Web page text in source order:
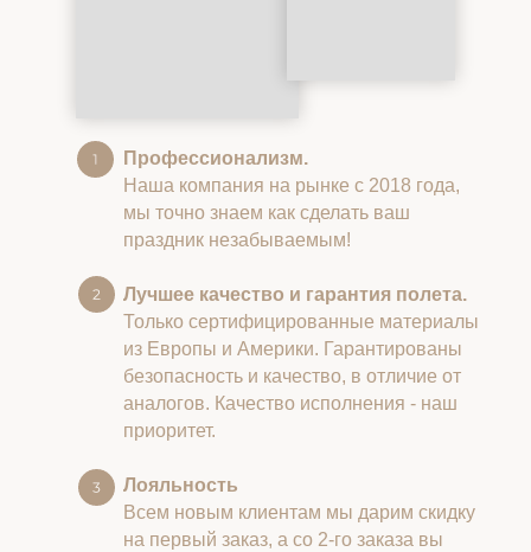
Профессионализм.
Наша компания на рынке с 2018 года,
мы точно знаем как сделать ваш
праздник незабываемым!
Лучшее качество и гарантия полета.
Только сертифицированные материалы
из Европы и Америки. Гарантированы
безопасность и качество, в отличие от
аналогов. Качество исполнения - наш
приоритет.
Лояльность
Всем новым клиентам мы дарим скидку
на первый заказ, а со 2-го заказа вы